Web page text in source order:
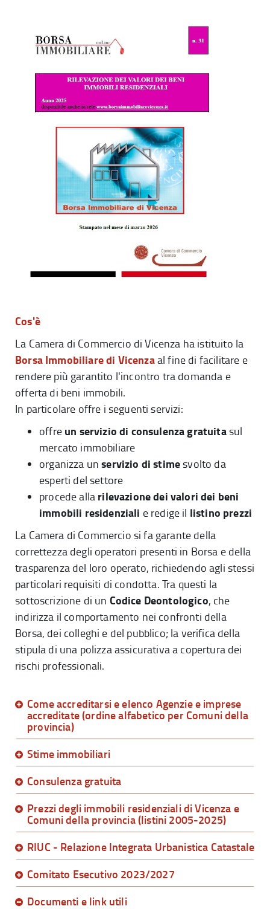
Cos'è
La Camera di Commercio di Vicenza ha istituito la
Borsa Immobiliare di Vicenzaal fine di facilitare e
rendere più garantito l'incontro tra domanda e
offerta di beni immobili.
In particolare offre i seguenti servizi:
offreun servizio di consulenzagratuitasul
mercato immobiliare
organizza unservizio di stimesvolto da
esperti del settore
procede alla rilevazione dei valori dei beni
immobili residenziali e redige il listino prezzi
La Camera di Commercio si fa garante della
correttezza degli operatori presenti in Borsa e della
trasparenza del loro operato, richiedendo agli stessi
particolari requisiti di condotta. Tra questi la
sottoscrizione di un Codice Deontologico, che
indirizza il comportamento nei confronti della
Borsa, dei colleghi e del pubblico; la verifica della
stipula di una polizza assicurativa a copertura dei
rischi professionali.
Come accreditarsi e elenco Agenzie e imprese
accreditate (ordine alfabetico per Comuni della
provincia)
Stime immobiliari
Consulenza gratuita
Prezzi degli immobili residenziali di Vicenza e
Comuni della provincia (listini 2005-2025)
RIUC - Relazione Integrata Urbanistica Catastale
Comitato Esecutivo 2023/2027
Documenti e link utili